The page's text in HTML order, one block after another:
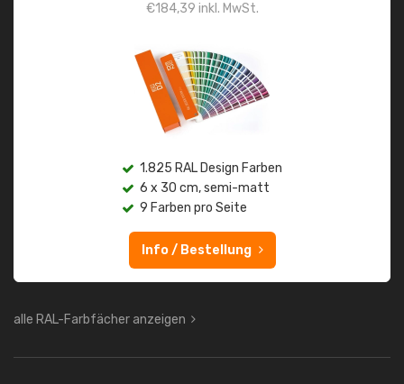
€184,39 inkl. MwSt.
1.825 RAL Design Farben
6 x 30 cm, semi-matt
9 Farben pro Seite
Info / Bestellung
alle RAL-Farbfächer anzeigen